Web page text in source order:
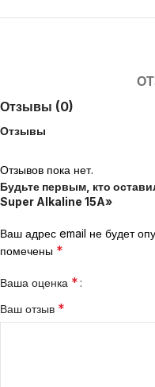
Отзывы (0)
Отзывы
Отзывов пока нет.
Будьте первым, кто
Super Alkaline 15A»
Ваш адрес email не будет
помечены *
Ваша оценка *
Ваш отзыв *